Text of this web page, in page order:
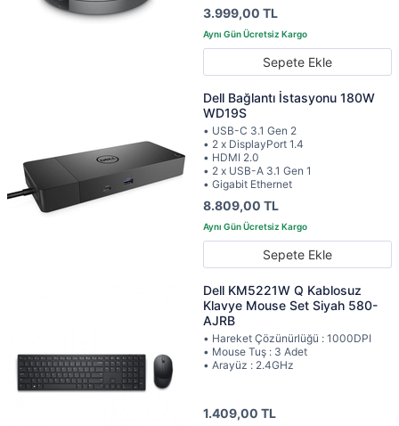
3.999,00 TL
Sepete Ekle
Dell Bağlantı İstasyonu 180W
WD19S
• USB-C 3.1 Gen 2
• 2 x DisplayPort 1.4
• HDMI 2.0
• 2 x USB-A 3.1 Gen 1
• Gigabit Ethernet
8.809,00 TL
Sepete Ekle
Dell KM5221W Q Kablosuz
Klavye Mouse Set Siyah 580-
AJRB
• Hareket Çözünürlüğü : 1000DPI
• Mouse Tuş : 3 Adet
• Arayüz : 2.4GHz
1.409,00 TL